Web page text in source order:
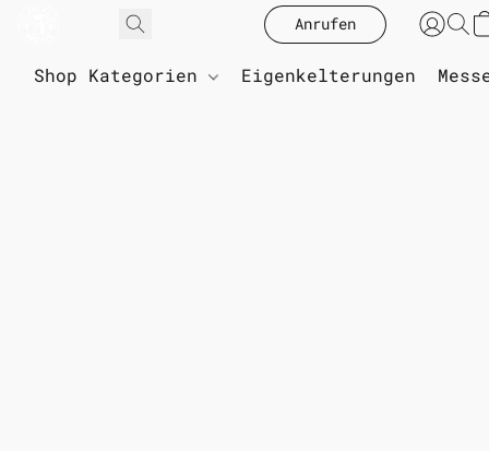
Anrufen
Shop Kategorien Eigenkelterungen